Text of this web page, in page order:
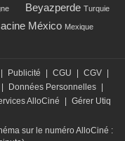
Beyazperde Turquie
México Mexique
Publicité CGU CGV
Données Personnelles
AlloCiné
Gérer Utiq
sur le numéro AlloCiné :